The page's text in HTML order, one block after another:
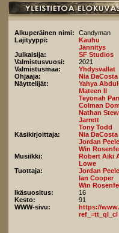
Alkuperäinen nimi:
Candyman
Lajityyppi:
Kauhu
Jännitys
Julkaisija:
SF Studios
Valmistusvuosi:
2021
Valmistusmaa:
Yhdysvallat
Ohjaaja:
Nia DaCosta
Näyttelijät:
Yahya
Mateen II
Teyonah
Colman
Nathan
Jarrett
Tony Todd
Käsikirjoittaja:
Nia DaCosta
Jordan Peele
Win
Musiikki:
Robert Aiki
Lowe
Tuottaja:
Jordan Peele
Ian Cooper
Win
Ikäsuositus:
16
Kesto:
91
WWW-sivu:
https://
ref_=tt_ql_cl